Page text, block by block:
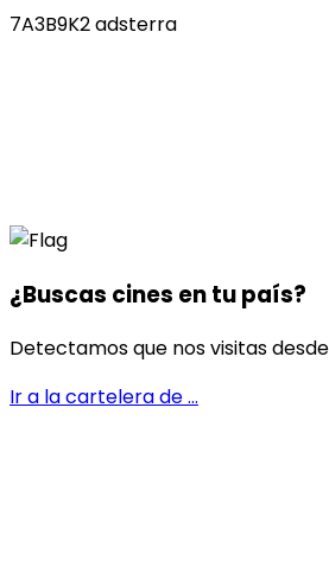
7A3B9K2 adsterra
¿Buscas cines entu país?
Detectamos que nos visitas desde
Ir a la cartelera de...